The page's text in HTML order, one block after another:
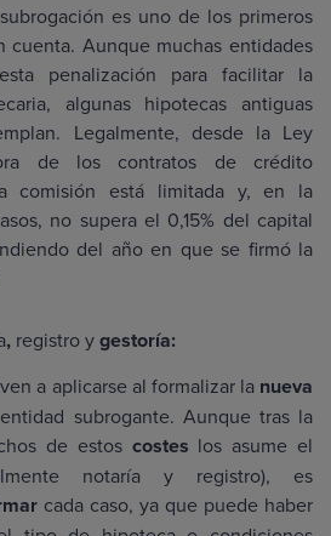
es uno de los primeros
cuenta. Aunque muchas entidades
penalización para facilitar la
algunas hipotecas antiguas
Legalmente, desde la Ley
de los contratos de crédito
comisión está limitada y, en la
no supera el 0,15% del capital
del año en que se firmó la
, registro ygestoría:
a aplicarse al formalizar la nueva
subrogante. Aunque tras la
de estos costes los asume el
notaría y registro), es
cada caso, ya que puede haber